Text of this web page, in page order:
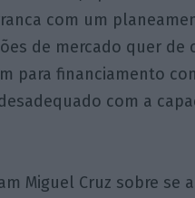
com um
de mercado quer de
para financiamento
com a
Miguel Cruz sobre se